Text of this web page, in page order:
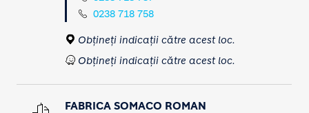
0238 718 758
Obțineți indicații către acest loc.
Obțineți indicații către acest loc.
FABRICA SOMACO ROMAN